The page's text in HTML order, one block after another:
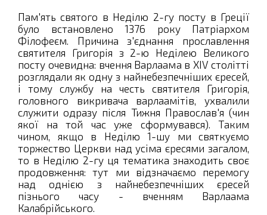
Пам'ять святого в Неділю 2-гу посту в Греції
було встановлено 1376 року Патріархом
Філофеєм. Причина з'єднання прославлення
святителя Григорія з 2-ю Неділею Великого
посту очевидна: вчення Варлаама в XIV столітті
розглядали як одну з найнебезпечніших єресей,
і тому службу на честь святителя Григорія,
головного викривача варлаамітів, ухвалили
служити одразу після Тижня Православ'я (чин
якої на той час уже сформувався). Таким
чином, якщо в Неділю 1-шу ми святкуємо
торжество Церкви над усіма єресями загалом,
то в Неділю 2-гу ця тематика знаходить своє
продовження: тут ми відзначаємо перемогу
над однією з найнебезпечніших єресей
пізнього часу - вченням Варлаама
Калабрійського.